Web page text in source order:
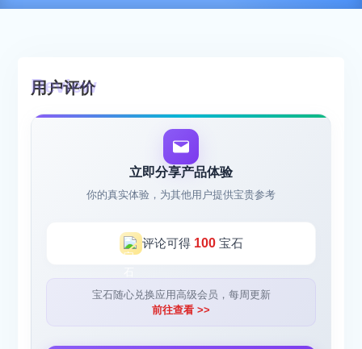
用户评价
立即分享产品体验
你的真实体验，为其他用户提供宝贵参考
评论可得 100宝石
宝石随心兑换应用高级会员，每周更新
前往查看 >>